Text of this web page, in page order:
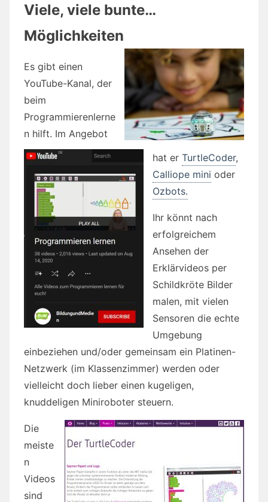
Viele, viele bunte…
Möglichkeiten
Es gibt einen
YouTube-Kanal, der
beim
Programmierenlerne
n hilft. Im Angebot
hat er TurtleCoder,
Calliope mini oder
Ozbots.
Ihr könnt nach
erfolgreichem
Ansehen der
Erklärvideos per
Schildkröte Bilder
malen, mit vielen
Sensoren die echte
Umgebung
einbeziehen und/oder gemeinsam ein Platinen-
Netzwerk (im Klassenzimmer) werden oder
vielleicht doch lieber einen kugeligen,
knuddeligen Miniroboter steuern.
Die
meiste
n
Videos
sind